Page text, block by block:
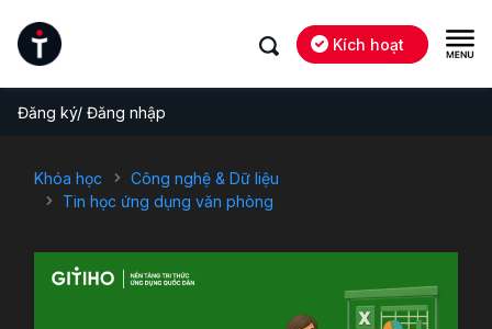
Kích hoạt
Đăng ký/ Đăng nhập
Khóa học
Công nghệ & Dữ liệu
Tin học ứng dụng văn phòng